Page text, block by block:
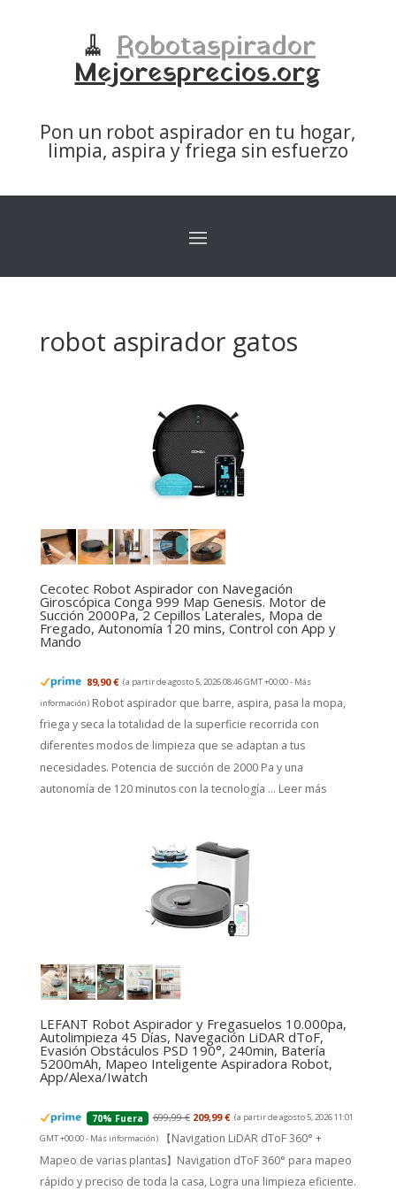
🧹 Robotaspirador
Mejoresprecios.org
Pon un robot aspirador en tu hogar,
limpia, aspira y friega sin esfuerzo
robot aspirador gatos
Cecotec Robot Aspirador con Navegación
Giroscópica Conga 999 Map Genesis. Motor de
Succión 2000Pa, 2 Cepillos Laterales, Mopa de
Fregado, Autonomía 120 mins, Control con App y
Mando
89,90 € (a partir de agosto 5, 2026 08:46 GMT +00:00 - Más
información) Robot aspirador que barre, aspira, pasa la mopa,
friega y seca la totalidad de la superficie recorrida con
diferentes modos de limpieza que se adaptan a tus
necesidades. Potencia de succión de 2000 Pa y una
autonomía de 120 minutos con la tecnología ... Leer más
LEFANT Robot Aspirador y Fregasuelos 10.000pa,
Autolimpieza 45 Días, Navegación LiDAR dToF,
Evasión Obstáculos PSD 190°, 240min, Batería
5200mAh, Mapeo Inteligente Aspiradora Robot,
App/Alexa/Iwatch
70% Fuera 699,99 € 209,99 € (a partir de agosto 5, 2026 11:01
GMT +00:00 - Más información)
【Navigation LiDAR dToF 360° +
Mapeo de varias plantas】Navigation dToF 360° para mapeo
rápido y preciso de toda la casa, Logra una limpieza eficiente.